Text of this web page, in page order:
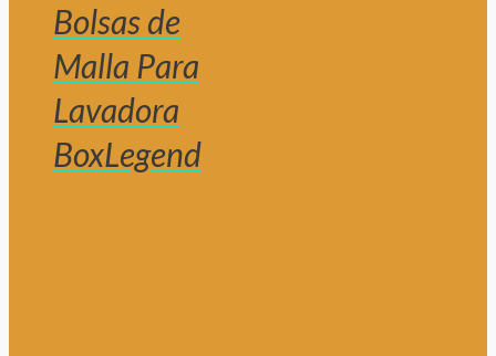
Bolsas de
Malla Para
Lavadora
BoxLegend